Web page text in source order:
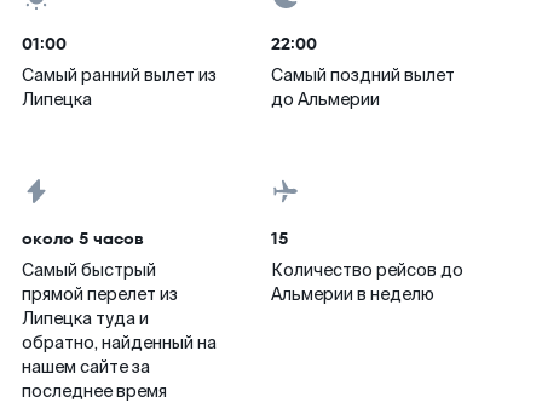
01:00
Самый ранний вылет из
Липецка
22:00
Самый поздний вылет
до Альмерии
около 5 часов
Самый быстрый
прямой перелет из
Липецка туда и
обратно, найденный на
нашем сайте за
последнее время
15
Количество рейсов до
Альмерии в неделю